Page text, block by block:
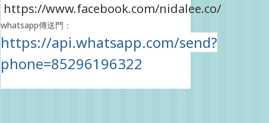
https://www.facebook.com/nidalee.co/
whatsapp傳送門：
https://api.whatsapp.com/send?
phone=85296196322